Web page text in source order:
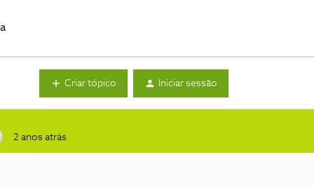
Criar tópico Iniciar sessão
2 anos atrás